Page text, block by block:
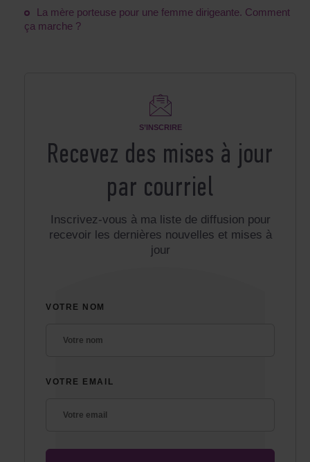
La mère porteuse pour une femme dirigeante. Comment
ça marche ?
S’INSCRIRE
Recevez des mises à jour
par courriel
Inscrivez-vous à ma liste de diffusion pour
recevoir les dernières nouvelles et mises à
jour
VOTRE NOM
VOTRE EMAIL